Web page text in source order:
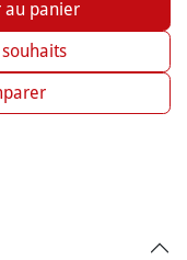
au panier